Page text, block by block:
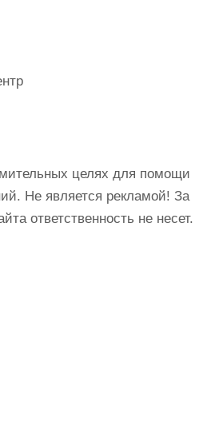
целях для помощи
Не является рекламой! За
ответственность не несет.